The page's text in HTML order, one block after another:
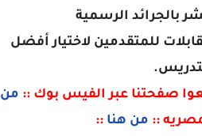
بالجرائد الرسمية
للمتقدمين لاختيار أفضل
صفحتنا عبر الفيس بوك :: من
:: من هنا ::